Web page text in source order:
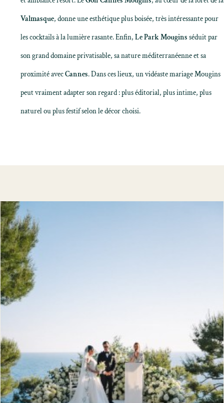
Valmasque, donne une esthétique plus boisée, très intéressante pour
les cocktails à la lumière rasante. Enfin, Le Park Mougins séduit par
son grand domaine privatisable, sa nature méditerranéenne et sa
proximité avecCannes. Dans ces lieux, un vidéaste mariage Mougins
peut vraiment adapter son regard : plus éditorial, plus intime, plus
naturel ou plus festif selon le décor choisi.